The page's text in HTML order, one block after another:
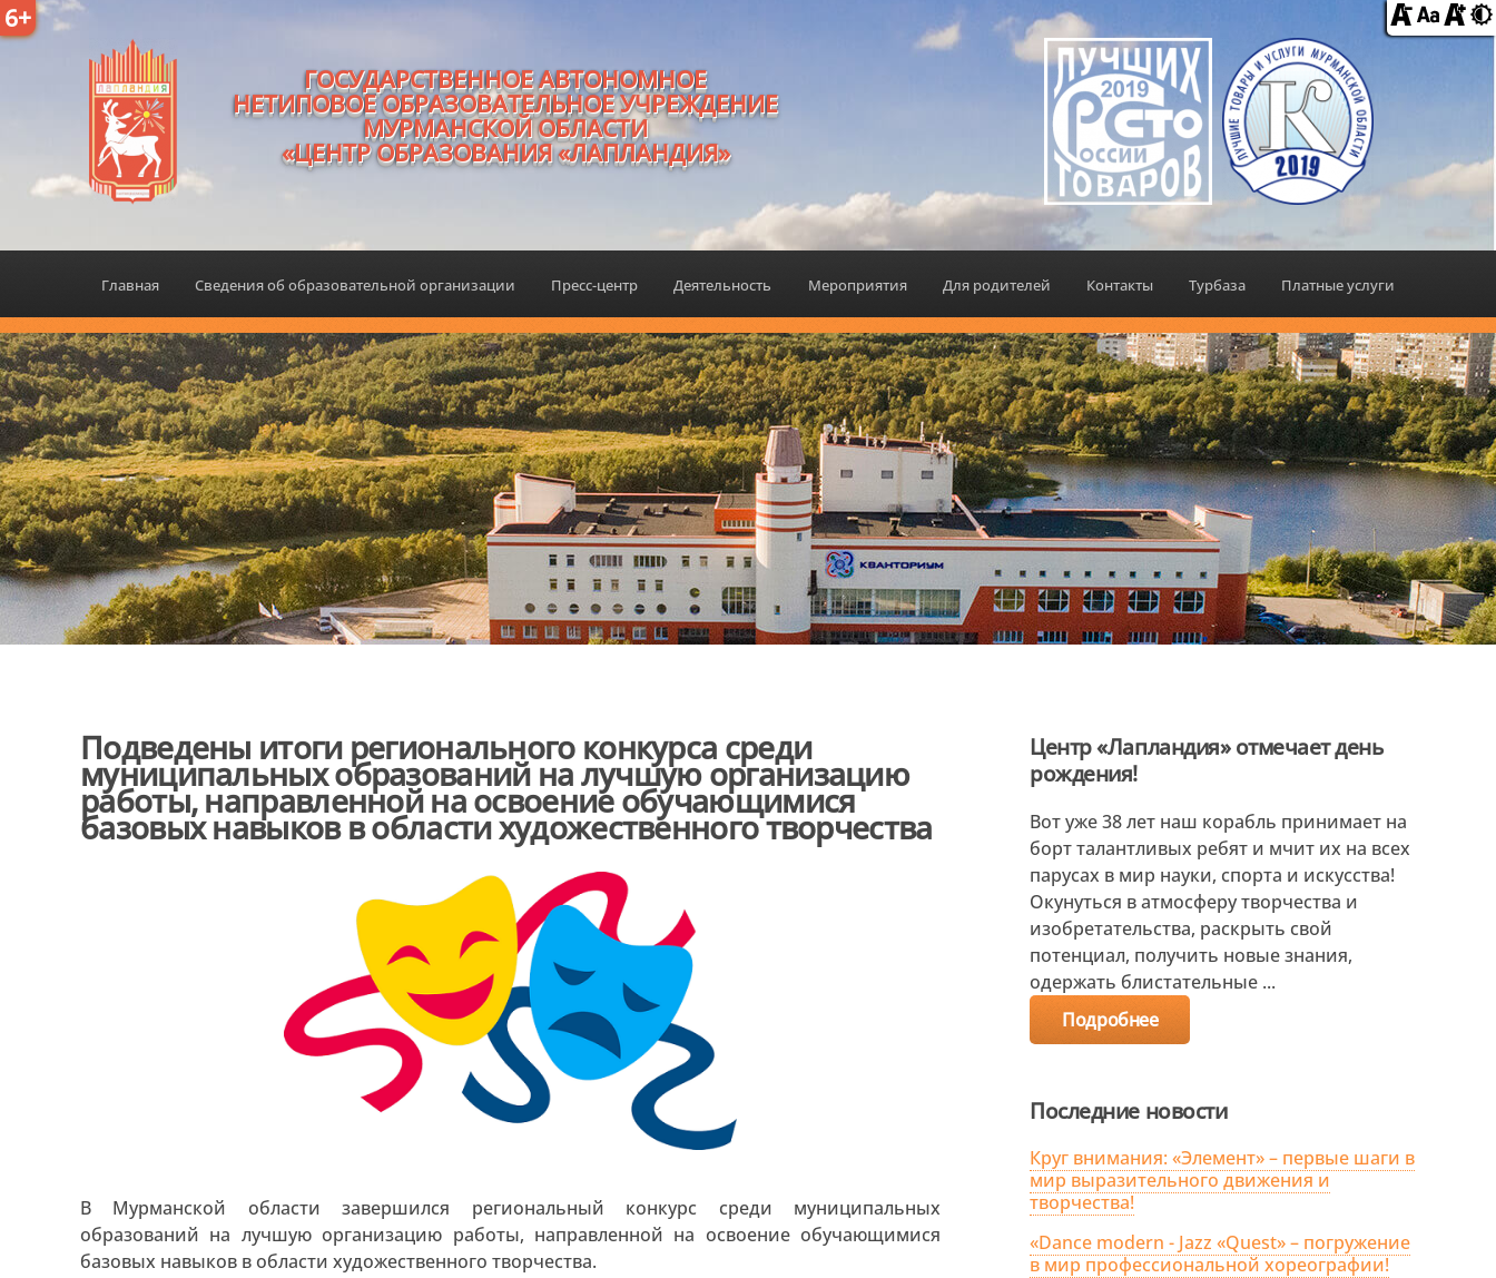
6+
ГОСУДАРСТВЕННОЕ АВТОНОМНОЕ
НЕТИПОВОЕ ОБРАЗОВАТЕЛЬНОЕ УЧРЕЖДЕНИЕ
МУРМАНСКОЙ ОБЛАСТИ
«ЦЕНТР ОБРАЗОВАНИЯ «ЛАПЛАНДИЯ»
Главная Сведения об образовательной организации Пресс-центр Деятельность Мероприятия Для родителей Контакты Турбаза Платные услуги
Подведены итоги регионального конкурса среди
муниципальных образований на лучшую организацию
работы, направленной на освоение обучающимися
базовых навыков в области художественного творчества
В Мурманской области завершился региональный конкурс среди муниципальных
образований на лучшую организацию работы, направленной на освоение обучающимися
базовых навыков в области художественного творчества.
Центр «Лапландия» отмечает день
рождения!
Вот уже 38 лет наш корабль принимает на
борт талантливых ребят и мчит их на всех
парусах в мир науки, спорта и искусства!
Окунуться в атмосферу творчества и
изобретательства, раскрыть свой
потенциал, получить новые знания,
одержать блистательные ...
Подробнее
Последние новости
Круг внимания: «Элемент» – первые шаги в
мир выразительного движения и
творчества!
«Dance modern - Jazz «Quest» – погружение
в мир профессиональной хореографии!